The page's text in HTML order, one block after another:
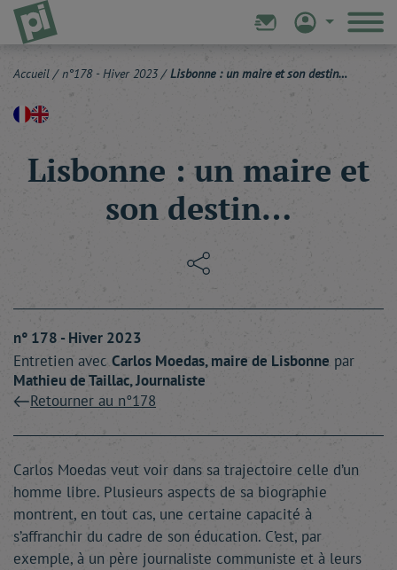
Accueil / n°178 - Hiver 2023 / Lisbonne : un maire et son destin…
Lisbonne : un maire et
son destin…
n° 178 - Hiver 2023
Entretien avec Carlos Moedas, maire de Lisbonne par
Mathieude Taillac, Journaliste
Retourner au n°178
Carlos Moedas veut voir dans sa trajectoire celle d’un
homme libre. Plusieurs aspects de sa biographie
montrent, en tout cas, une certaine capacité à
s’affranchir du cadre de son éducation. C’est, par
exemple, à un père journaliste communiste et à leurs